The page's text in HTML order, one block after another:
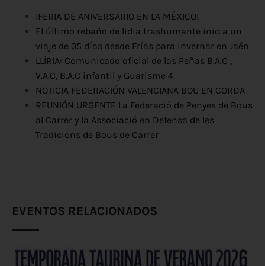
¡FERIA DE ANIVERSARIO EN LA MÉXICO!
El último rebaño de lidia trashumante inicia un
viaje de 35 días desde Frías para invernar en Jaén
LLÍRIA: Comunicado oficial de las Peñas B.A.C ,
V.A.C, B.A.C infantil y Guarisme 4
NOTICIA FEDERACIÓN VALENCIANA BOU EN CORDA
REUNIÓN URGENTE La Federació de Penyes de Bous
al Carrer y la Associació en Defensa de les
Tradicions de Bous de Carrer
EVENTOS RELACIONADOS